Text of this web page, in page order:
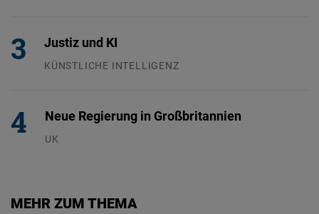
Justiz und KI
KÜNSTLICHE INTELLIGENZ
Neue Regierung in Großbritannien
UK
MEHR ZUM THEMA